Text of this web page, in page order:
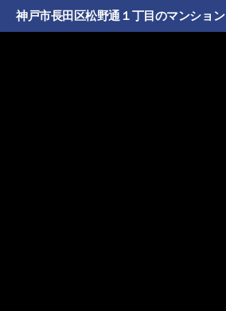
神戸市長田区松野通１丁目のマンション